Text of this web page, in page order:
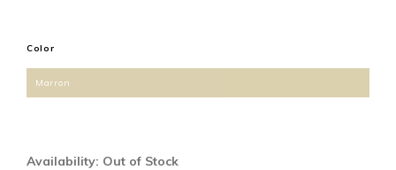
Color
Marron
Availability: Out of Stock